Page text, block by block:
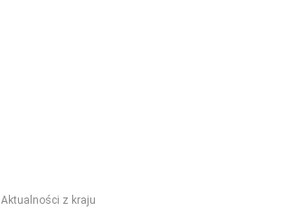
Aktualności z kraju